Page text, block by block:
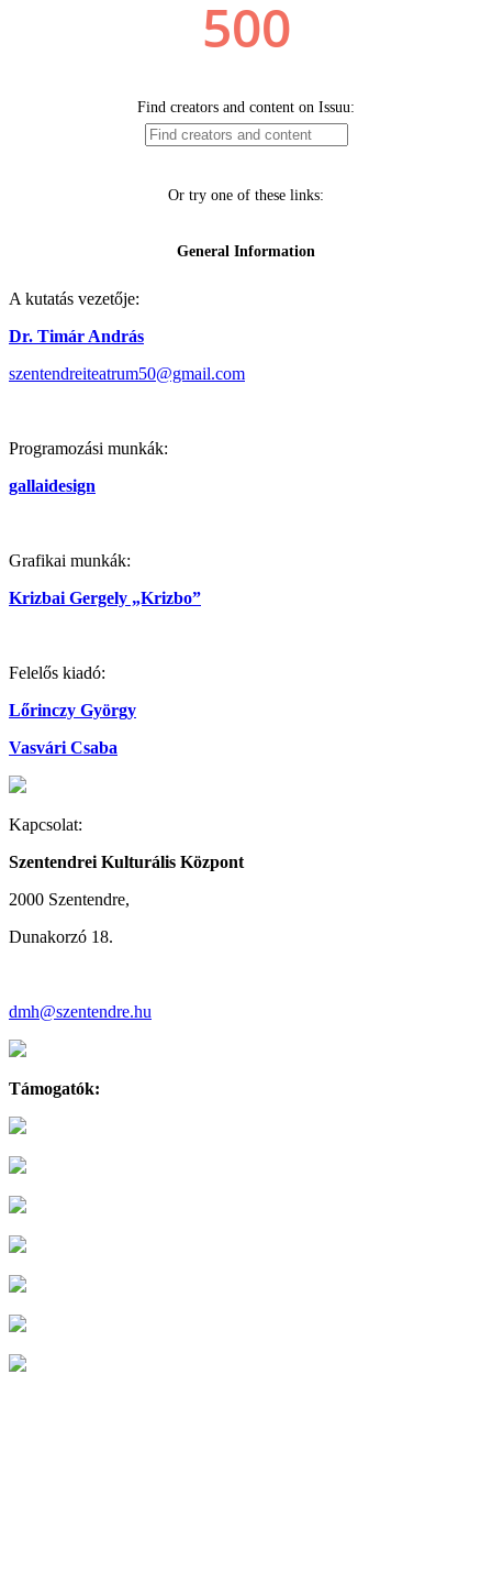
A kutatás vezetője:
Dr. Timár András
szentendreiteatrum50@gmail.com
Programozási munkák:
gallaidesign
Grafikai munkák:
Krizbai Gergely „Krizbo”
Felelős kiadó:
Lőrinczy György
Vasvári Csaba
Kapcsolat:
Szentendrei Kulturális Központ
2000 Szentendre,
Dunakorzó 18.
dmh@szentendre.hu
Támogatók: